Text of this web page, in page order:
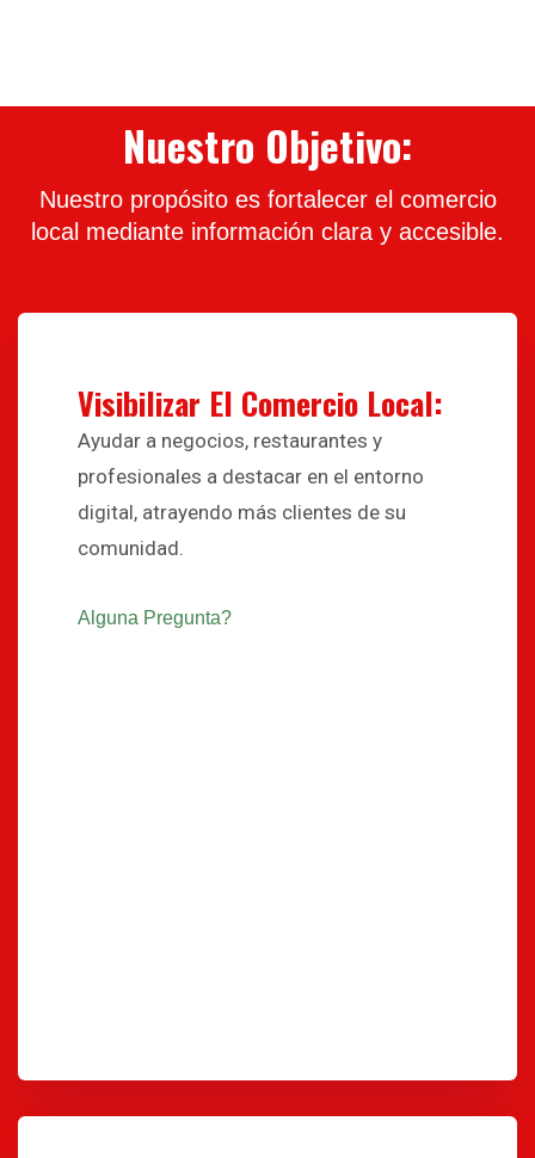
Nuestro Objetivo:
Nuestro propósito es fortalecer el comercio
local mediante información clara y accesible.
Visibilizar El Comercio Local:
Ayudar a negocios, restaurantes y
profesionales a destacar en el entorno
digital, atrayendo más clientes de su
comunidad.
Alguna Pregunta?